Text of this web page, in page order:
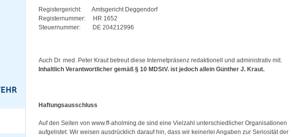
Registergericht: Amtsgericht Deggendorf
Registernummer: HR 1652
Steuernummer: DE 204212996
Auch Dr. med. Peter Kraut betreut diese Internetpräsenz redaktionell und administrativ mit.
Inhaltlich Verantwortlicher gemäß § 10 MDStV. ist jedoch allein Günther J. Kraut.
Haftungsausschluss
Auf den Seiten von www.ff-aholming.de sind eine Vielzahl unterschiedlicher Organisationen
aufgelistet. Wir weisen ausdrücklich darauf hin, dass wir keinerlei Angaben zur Seriosität der